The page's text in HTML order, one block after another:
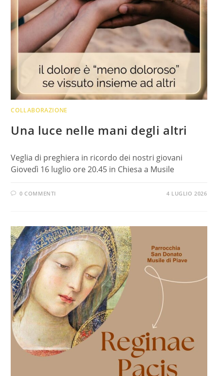
COLLABORAZIONE
Una luce nelle mani degli altri
Veglia di preghiera in ricordo dei nostri giovani
Giovedì 16 luglio ore 20.45 in Chiesa a Musile
0 COMMENTI 4 LUGLIO 2026